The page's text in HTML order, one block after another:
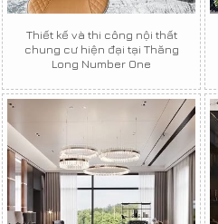
Thiết kế và thi công nội thất
chung cư hiện đại tại Thăng
Long Number One